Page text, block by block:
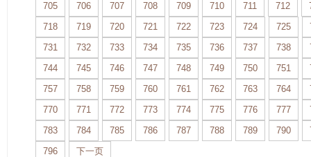
705
706 707 708 709 710 711 712
718
719 720 721 722 723 724 725
731
732 733 734 735 736 737 738
744
745 746 747 748 749 750 751
757
758 759 760 761 762 763 764
770
771 772 773 774 775 776 777
783
784 785 786 787 788 789 790
796
下一页